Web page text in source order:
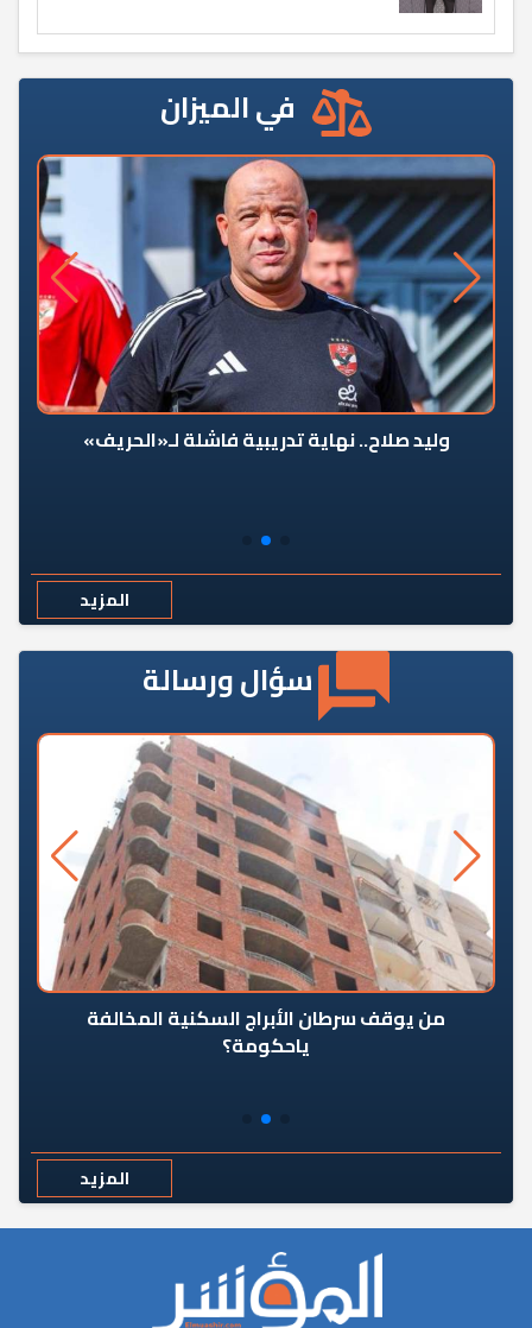
في الميزان
وليد صلاح.. نهاية تدريبية فاشلة لـ«الحريف»
المزيد
سؤال ورسالة
من يوقف سرطان الأبراج السكنية المخالفة
ياحكومة؟
المزيد